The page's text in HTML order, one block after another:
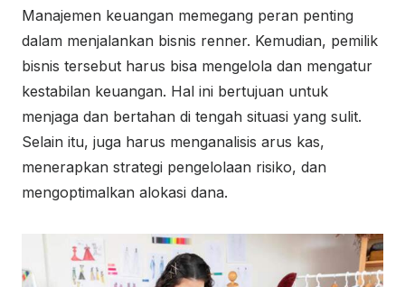
Manajemen keuangan memegang peran penting
dalam menjalankan bisnis renner. Kemudian, pemilik
bisnis tersebut harus bisa mengelola dan mengatur
kestabilan keuangan. Hal ini bertujuan untuk
menjaga dan bertahan di tengah situasi yang sulit.
Selain itu, juga harus menganalisis arus kas,
menerapkan strategi pengelolaan risiko, dan
mengoptimalkan alokasi dana.